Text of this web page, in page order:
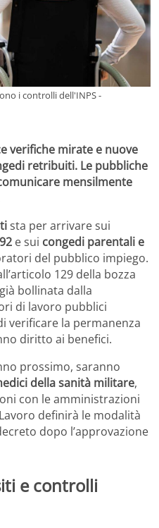
i controlli dell'INPS -
verifiche mirate e nuove
retribuiti. Le pubbliche
mensilmente
sta per arrivare sui
e sui congedi parentali e
del pubblico impiego.
129 della bozza
bollinata dalla
di lavoro pubblici
verificare la permanenza
diritto ai benefici.
prossimo, saranno
della sanità militare,
con le amministrazioni
definirà le modalità
dopo l’approvazione
e controlli